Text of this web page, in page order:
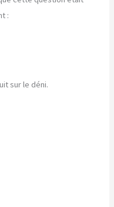
:
sur le déni.